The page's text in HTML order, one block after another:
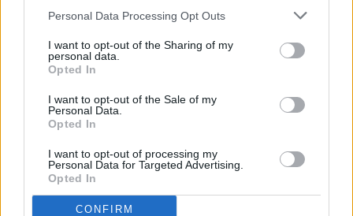
Personal Data Processing Opt Outs
I want to opt-out of the Sharing of my
personal data.
Opted In
I want to opt-out of the Sale of my
Personal Data.
Opted In
I want to opt-out of processing my
Personal Data for Targeted Advertising.
Opted In
CONFIRM
ACET Fălticeni anunță sistarea apei
potabile în regim de urgență. Vor fi
afectați locuitorii de pe șapte